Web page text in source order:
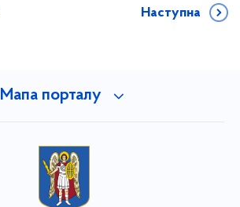
Наступна
Мапа порталу